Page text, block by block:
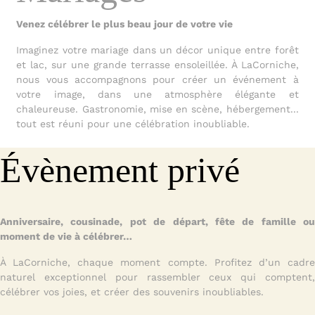
Venez célébrer le plus beau jour de votre vie
Imaginez votre mariage dans un décor unique entre forêt
et lac, sur une grande terrasse ensoleillée. À LaCorniche,
nous vous accompagnons pour créer un événement à
votre image, dans une atmosphère élégante et
chaleureuse. Gastronomie, mise en scène, hébergement...
tout est réuni pour une célébration inoubliable.
Évènement privé
Anniversaire, cousinade, pot de départ, fête de famille ou
moment de vie à célébrer…
À LaCorniche, chaque moment compte. Profitez d’un cadre
naturel exceptionnel pour rassembler ceux qui comptent,
célébrer vos joies, et créer des souvenirs inoubliables.